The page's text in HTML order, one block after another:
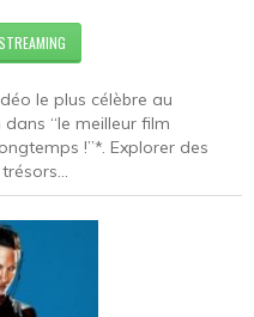
le plus célèbre au
dans “le meilleur film
!”*. Explorer des